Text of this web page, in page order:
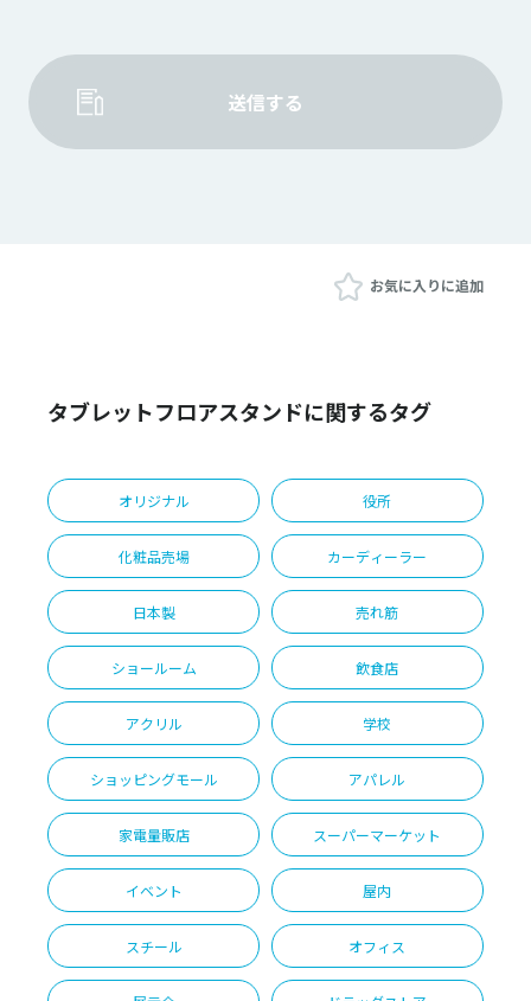
送信する
お気に入りに追加
タブレットフロアスタンドに関するタグ
オリジナル 役所
化粧品売場 カーディーラー
日本製 売れ筋
ショールーム 飲食店
アクリル 学校
ショッピングモール アパレル
家電量販店 スーパーマーケット
イベント 屋内
スチール オフィス